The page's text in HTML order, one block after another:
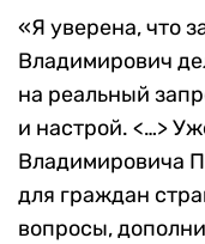
«Я уверена, что
Владимирович
на реальный
и настрой. <…>
Владимировича
для граждан
вопросы,